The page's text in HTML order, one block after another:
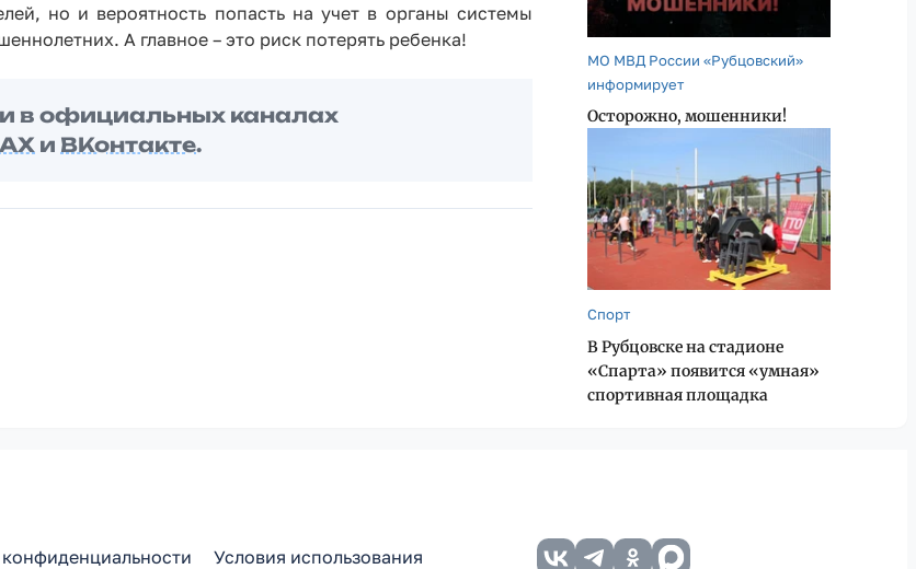
и вероятность попасть на учет в органы системы
А главное – это риск потерять ребенка!
в официальных каналах
и ВКонтакте.
МО МВД России «Рубцовский»
информирует
Осторожно, мошенники!
Спорт
В Рубцовске на стадионе
«Спарта» появится «умная»
спортивная площадка
Условия использования